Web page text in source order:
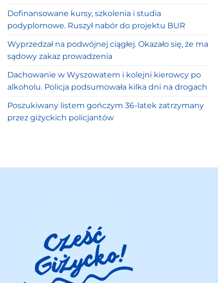
Dofinansowane kursy, szkolenia i studia
podyplomowe. Ruszył nabór do projektu BUR
Wyprzedzał na podwójnej ciągłej. Okazało się, że ma
sądowy zakaz prowadzenia
Dachowanie w Wyszowatem i kolejni kierowcy po
alkoholu. Policja podsumowała kilka dni na drogach
Poszukiwany listem gończym 36-latek zatrzymany
przez giżyckich policjantów